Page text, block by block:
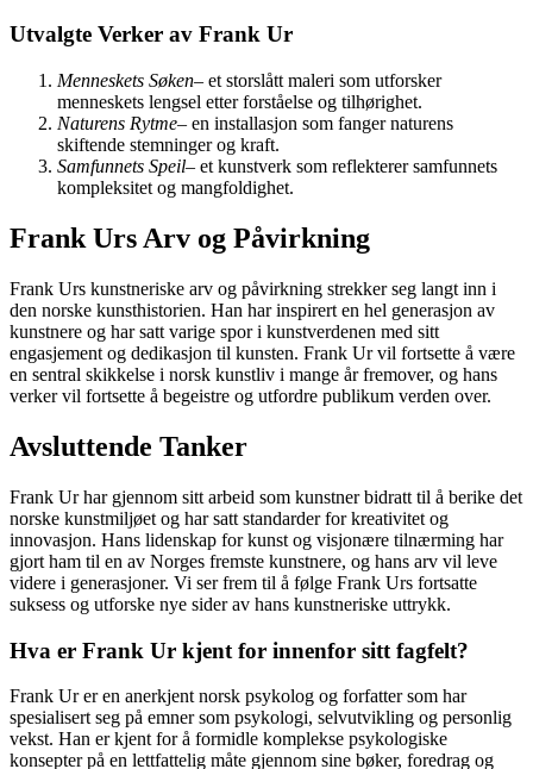
Utvalgte Verker av Frank Ur
Menneskets Søken– et storslått maleri som utforsker
menneskets lengsel etter forståelse og tilhørighet.
Naturens Rytme– en installasjon som fanger naturens
skiftende stemninger og kraft.
Samfunnets Speil– et kunstverk som reflekterer samfunnets
kompleksitet og mangfoldighet.
Frank Urs Arv og Påvirkning
Frank Urs kunstneriske arv og påvirkning strekker seg langt inn i
den norske kunsthistorien. Han har inspirert en hel generasjon av
kunstnere og har satt varige spor i kunstverdenen med sitt
engasjement og dedikasjon til kunsten. Frank Ur vil fortsette å være
en sentral skikkelse i norsk kunstliv i mange år fremover, og hans
verker vil fortsette å begeistre og utfordre publikum verden over.
Avsluttende Tanker
Frank Ur har gjennom sitt arbeid som kunstner bidratt til å berike det
norske kunstmiljøet og har satt standarder for kreativitet og
innovasjon. Hans lidenskap for kunst og visjonære tilnærming har
gjort ham til en av Norges fremste kunstnere, og hans arv vil leve
videre i generasjoner. Vi ser frem til å følge Frank Urs fortsatte
suksess og utforske nye sider av hans kunstneriske uttrykk.
Hva er Frank Ur kjent for innenfor sitt fagfelt?
Frank Ur er en anerkjent norsk psykolog og forfatter som har
spesialisert seg på emner som psykologi, selvutvikling og personlig
vekst. Han er kjent for å formidle komplekse psykologiske
konsepter på en lettfattelig måte gjennom sine bøker, foredrag og